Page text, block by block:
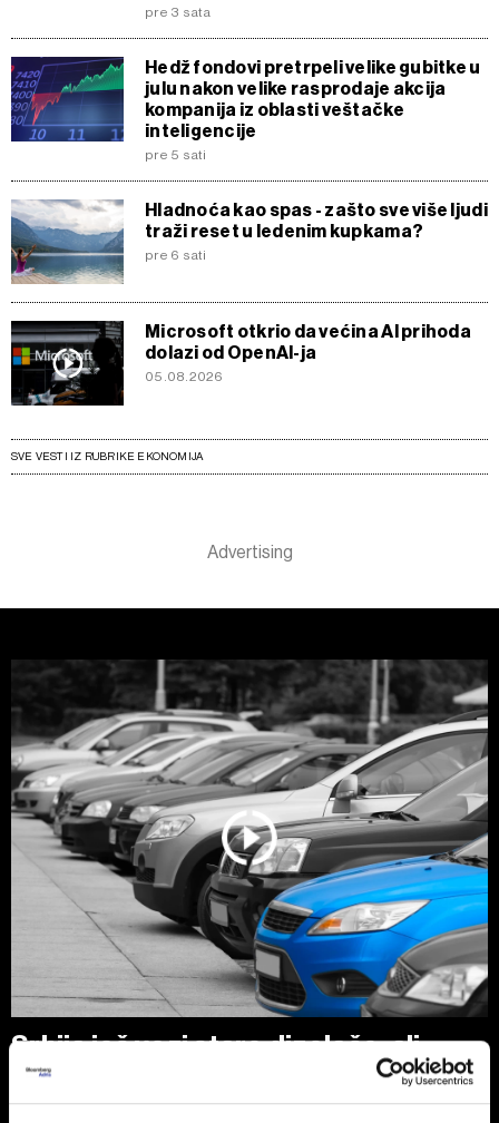
pre 3 sata
Hedž fondovi pretrpeli velike gubitke u
julu nakon velike rasprodaje akcija
kompanija iz oblasti veštačke
inteligencije
pre 5 sati
Hladnoća kao spas - zašto sve više ljudi
traži reset u ledenim kupkama?
pre 6 sati
Microsoft otkrio da većina AI prihoda
dolazi od OpenAI-ja
05.08.2026
SVE VESTI IZ RUBRIKE EKONOMIJA
Srbija još vozi stare dizelaše, ali
tržište se menja zbog pravila EU
Polovni automobili stari 10 do 15 godina i dalje su